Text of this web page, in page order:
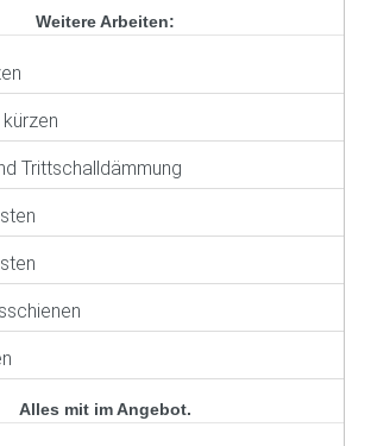
Weitere Arbeiten:
Trittschalldämmung
Alles mit im Angebot.